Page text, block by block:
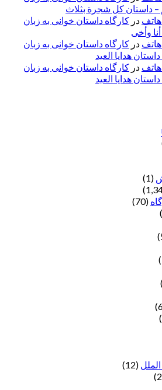
کل شجرة بثلاث
در کارگاه داستان خوانی به زبان
وأخی
در کارگاه داستان خوانی به زبان
هدایا العید
در کارگاه داستان خوانی به زبان
هدایا العید
(1)
(70)
(12)